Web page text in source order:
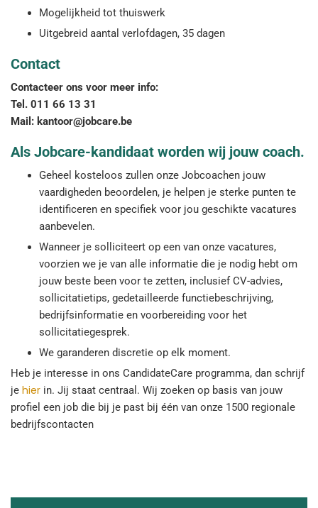
Mogelijkheid tot thuiswerk
Uitgebreid aantal verlofdagen, 35 dagen
Contact
Contacteer ons voor meer info:
Tel. 011 66 13 31
Mail: kantoor@jobcare.be
Als Jobcare-kandidaat worden wij jouw coach.
Geheel kosteloos zullen onze Jobcoachen jouw
vaardigheden beoordelen, je helpen je sterke punten te
identificeren en specifiek voor jou geschikte vacatures
aanbevelen.
Wanneer je solliciteert op een van onze vacatures,
voorzien we je van alle informatie die je nodig hebt om
jouw beste been voor te zetten, inclusief CV-advies,
sollicitatietips, gedetailleerde functiebeschrijving,
bedrijfsinformatie en voorbereiding voor het
sollicitatiegesprek.
We garanderen discretie op elk moment.
Heb je interesse in ons CandidateCare programma, dan schrijf
je hier in. Jij staat centraal. Wij zoeken op basis van jouw
profiel een job die bij je past bij één van onze 1500 regionale
bedrijfscontacten